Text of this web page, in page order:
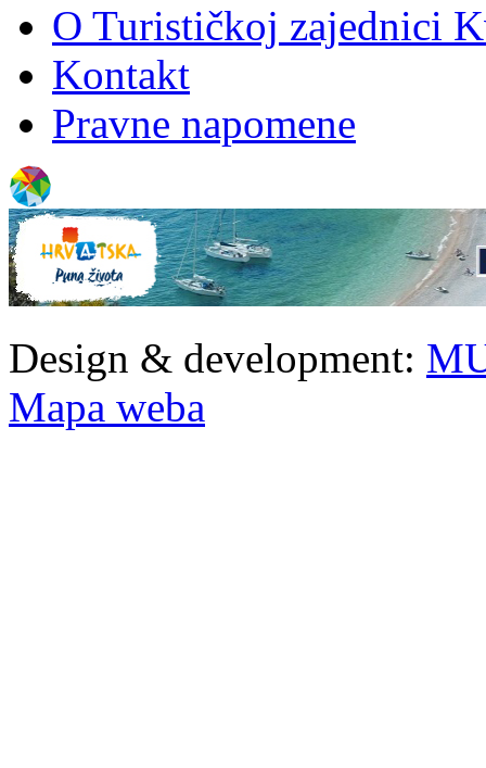
O Turističkoj zajednici
Kontakt
Pravne napomene
Design & development:
Mapa weba